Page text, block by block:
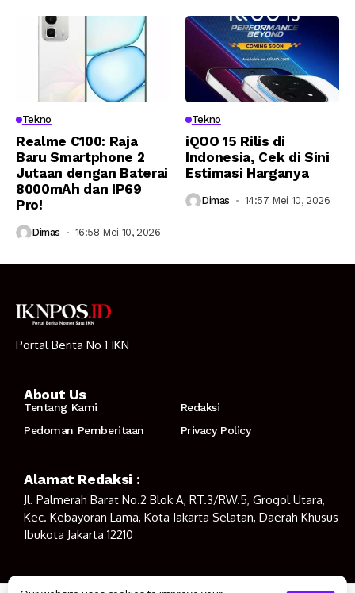
Tekno
Realme C100: Raja
Baru Smartphone 2
Jutaan dengan Baterai
8000mAh dan IP69
Pro!
Dimas 16:58 Mei 10, 2026
Tekno
iQOO 15 Rilis di
Indonesia, Cek di Sini
Estimasi Harganya
Dimas 14:57 Mei 10, 2026
Portal Berita No 1 IKN
About Us
Tentang Kami
Redaksi
Pedoman Pemberitaan
Privacy Policy
Alamat Redaksi :
Jl. Palmerah Barat No.2 Blok A, RT.3/RW.5, Grogol Utara,
Kec. Kebayoran Lama, Kota Jakarta Selatan, Daerah Khusus
Ibukota Jakarta 12210